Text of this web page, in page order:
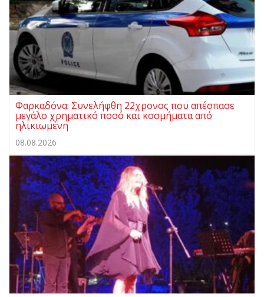
Φαρκαδόνα: Συνελήφθη 22χρονος που απέσπασε
μεγάλο χρηματικό ποσό και κοσμήματα από
ηλικιωμένη
08.08.2026